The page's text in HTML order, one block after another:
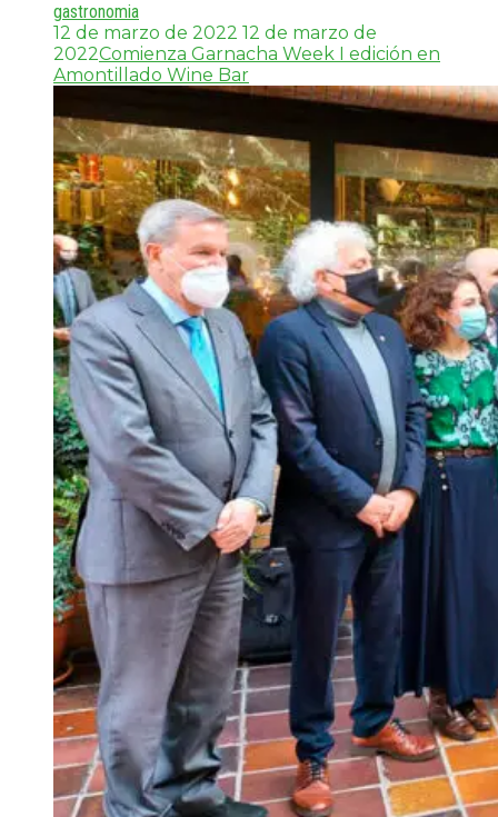
gastronomia
12 de marzo de 2022 12 de marzo de
2022Comienza Garnacha Week I edición en
Amontillado Wine Bar